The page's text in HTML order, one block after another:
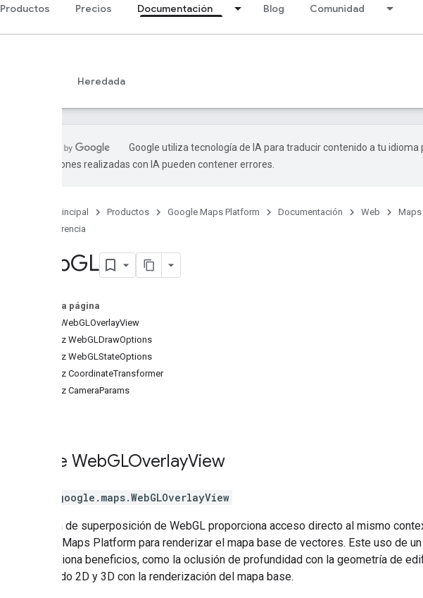
Productos Precios Documentación Blog Comunidad
Heredada
Google utiliza tecnología de IA para traducir contenido a tu idioma
traducciones realizadas con IA pueden contener errores.
Página principal Productos Google Maps Platform Documentación Web
Maps
Referencia
WebGL
En esta página
Clase WebGLOverlayView
Interfaz WebGLDrawOptions
Interfaz WebGLStateOptions
Interfaz CoordinateTransformer
Interfaz CameraParams
Clase WebGLOverlayView
google.maps.WebGLOverlayView
La vista de superposición de WebGL proporciona acceso directo al mismo
Google Maps Platform para renderizar el mapa base de vectores. Este uso de
proporciona beneficios, como la oclusión de profundidad con la geometría de
contenido 2D y 3D con la renderización del mapa base.